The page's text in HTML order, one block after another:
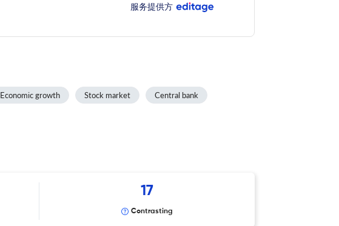
服务提供方
Economic growth Stock market Central bank
17
Contrasting